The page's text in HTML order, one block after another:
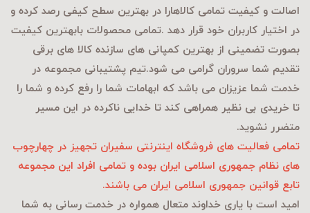
اصالت و کیفیت تمامی کالاهارا در بهترین سطح کیفی رصد کرده و
در اختیار کاربران خود قرار دهد .تمامی محصولات بابهترین کیفیت
بصورت تضمینی از بهترین کمپانی های سازنده کالا های برقی
تقدیم شما سروران گرامی می شود.تیم پشتیبانی مجموعه در
خدمت شما عزیزان می باشد که ابهامات شما را رفع کرده و شما را
تا خریدی بی نظیر همراهی کند تا خدایی ناکرده در این مسیر
متضرر نشوید.
تمامی فعالیت های فروشگاه اینترنتی سفیران تجهیز در چهارچوب
های نظام جمهوری اسلامی ایران بوده و تمامی افراد این مجموعه
تابع قوانین جمهوری اسلامی ایران می باشند.
امید است با یاری خداوند متعال همواره در خدمت رسانی به شما